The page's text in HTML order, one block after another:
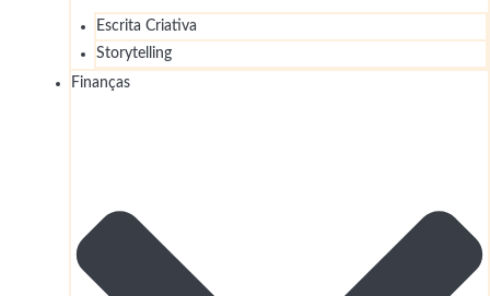
Escrita Criativa
Storytelling
Finanças